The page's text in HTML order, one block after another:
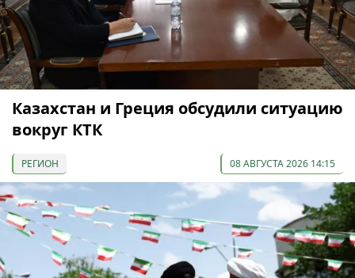
Казахстан и Греция обсудили ситуацию
вокруг КТК
РЕГИОН 08 АВГУСТА 2026 14:15